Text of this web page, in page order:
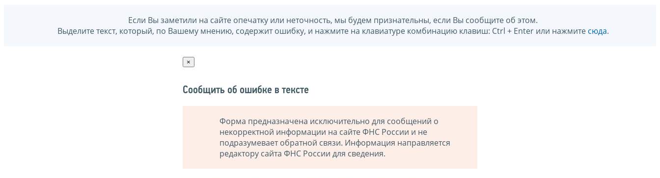
Если Вы заметили на сайте опечатку или неточность, мы будем признательны, если Вы сообщите об этом.
Выделите текст, который, по Вашему мнению, содержит ошибку, и нажмите на клавиатуре комбинацию клавиш: Ctrl + Enter или нажмите сюда.
×
Сообщить об ошибке в тексте
Форма предназначена исключительно для сообщений о
некорректной информации на сайте ФНС России и не
подразумевает обратной связи. Информация направляется
редактору сайта ФНС России для сведения.